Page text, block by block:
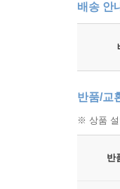
배송 안
반품/교
※ 상품 설
반